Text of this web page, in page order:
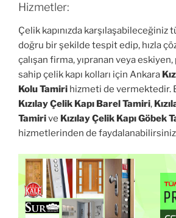
Hizmetler:
Çelik kapınızda karşılaşabileceğiniz
doğru bir şekilde tespit edip, hızla
çalışan firma, yıpranan veya
sahip çelik kapı kolları için Ankara
Kolu Tamiri hizmeti de vermektedir.
Kızılay Çelik Kapı Barel Tamiri,
Tamirive Kızılay Çelik Kapı Göbek
hizmetlerinden de